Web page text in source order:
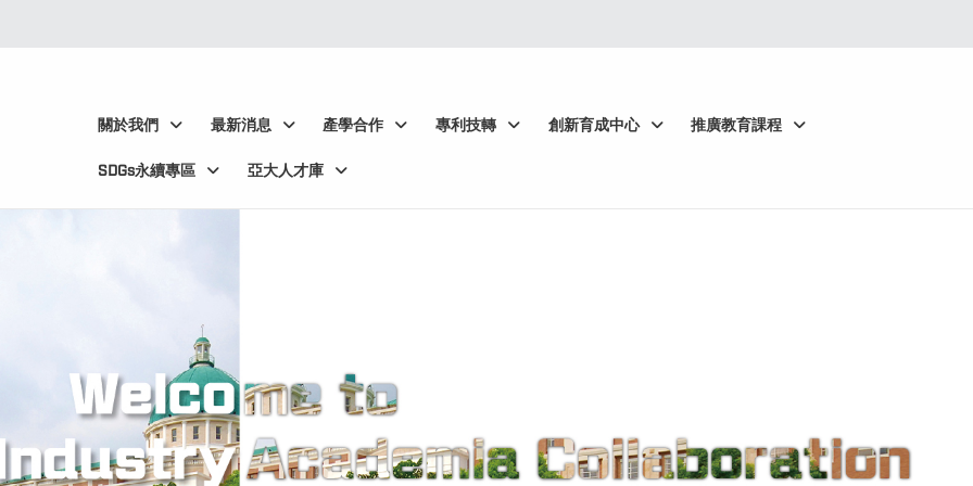
關於我們 最新消息 產學合作 專利技轉 創新育成中心 推廣教育課程
SDGs永續專區 亞大人才庫